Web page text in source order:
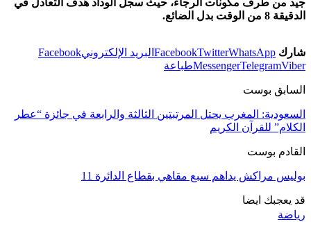
الدقيقة 8 من الوقت بدل الضائع.
شارك FacebookTwitterWhatsApp البريد الإلكترونيFacebook
MessengerTelegramViber طباعة
السابق بوست
السعودية: المغرب يحتل المرتبتين الثالثة والرابعة في جائزة “عطر
الكلام” للقرآن الكريم
القادم بوست
بوليس مراكش يداهم سبع مقاهي بقطاع الدائرة 11
قد يعجبك ايضا
رياضة